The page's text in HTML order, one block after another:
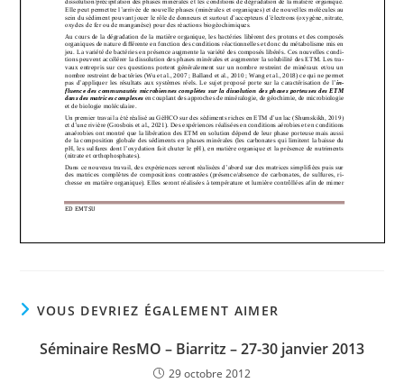
VOUS DEVRIEZ ÉGALEMENT AIMER
Séminaire ResMO – Biarritz – 27-30 janvier 2013
29 octobre 2012